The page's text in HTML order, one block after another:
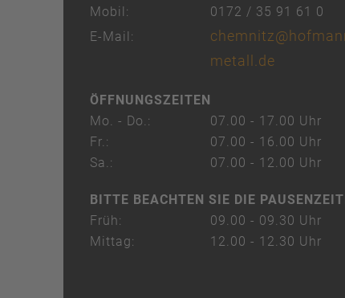
Mobil:
0172 / 35 91 61 0
E-Mail:
metall.de
ÖFFNUNGSZEITEN
Mo. - Do.:
07.00 - 17.00 Uhr
Fr.:
07.00 - 16.00 Uhr
Sa.:
07.00 - 12.00 Uhr
BITTE BEACHTEN SIE DIE
Früh:
09.00 - 09.30 Uhr
Mittag:
12.00 - 12.30 Uhr